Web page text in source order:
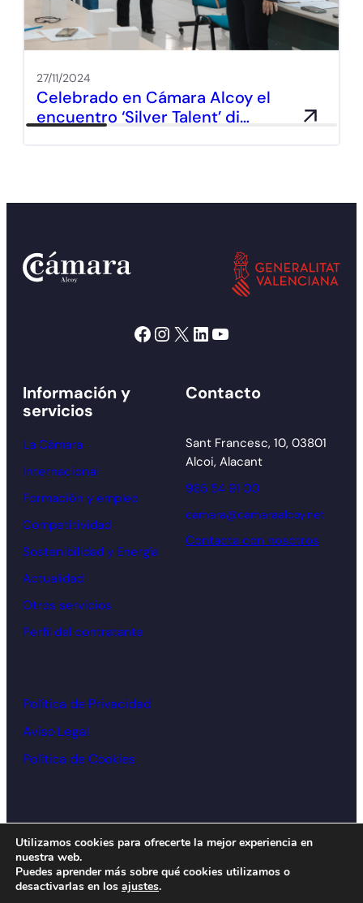
27/11/2024
Celebrado en Cámara Alcoy el
encuentro ‘Silver Talent’ di…
Facebook Instagram X LinkedIn YouTube
Información y
servicios
La Cámara
Internacional
Formación y empleo
Competitividad
Sostenibilidad y Energía
Actualidad
Otros servicios
Perfil del contratante
Contacto
Sant Francesc, 10, 03801
Alcoi, Alacant
965 54 91 00
camara@camaraalcoy.net
Contacta con nosotros
Política de Privacidad
Aviso Legal
Política de Cookies
Diseño y desarrollo:
Utilizamos cookies para ofrecerte la mejor experiencia en
nuestra web.
Puedes aprender más sobre qué cookies utilizamos o
desactivarlas en los ajustes.